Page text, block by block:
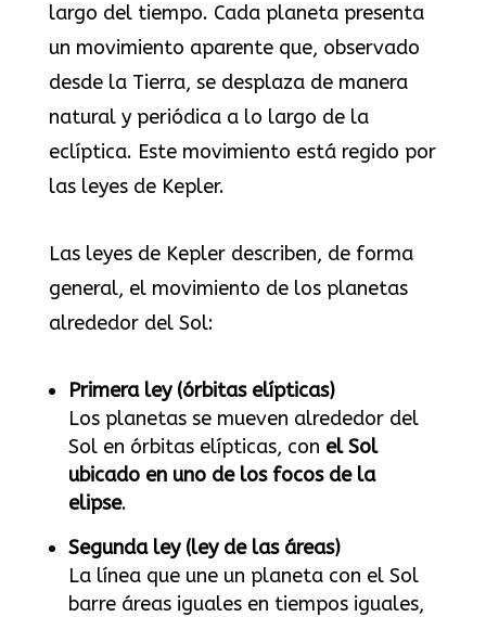
largo del tiempo. Cada planeta presenta
un movimiento aparente que, observado
desde la Tierra, se desplaza de manera
natural y periódica a lo largo de la
eclíptica. Este movimiento está regido por
las leyes de Kepler.
Las leyes de Kepler describen, de forma
general, el movimiento de los planetas
alrededor del Sol:
Primera ley (órbitas elípticas)
Los planetas se mueven alrededor del
Sol en órbitas elípticas, con el Sol
ubicado en uno de los focos de la
elipse.
Segunda ley (ley de las áreas)
La línea que une un planeta con el Sol
barre áreas iguales en tiempos iguales,